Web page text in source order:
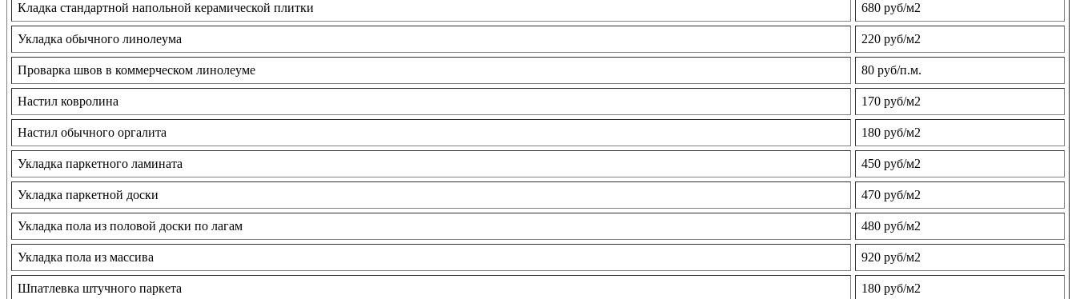
Кладка стандартной напольной керамической плитки 680 руб/м2
Укладка обычного линолеума 220 руб/м2
Проварка швов в коммерческом линолеуме 80 руб/п.м.
Настил ковролина 170 руб/м2
Настил обычного оргалита 180 руб/м2
Укладка паркетного ламината 450 руб/м2
Укладка паркетной доски 470 руб/м2
Укладка пола из половой доски по лагам 480 руб/м2
Укладка пола из массива 920 руб/м2
Шпатлевка штучного паркета 180 руб/м2